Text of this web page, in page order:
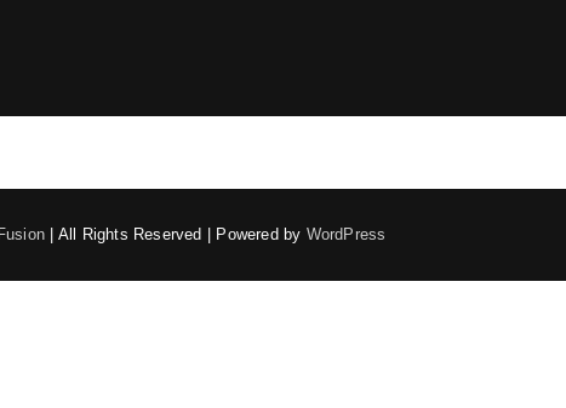
| All Rights Reserved | Powered by WordPress